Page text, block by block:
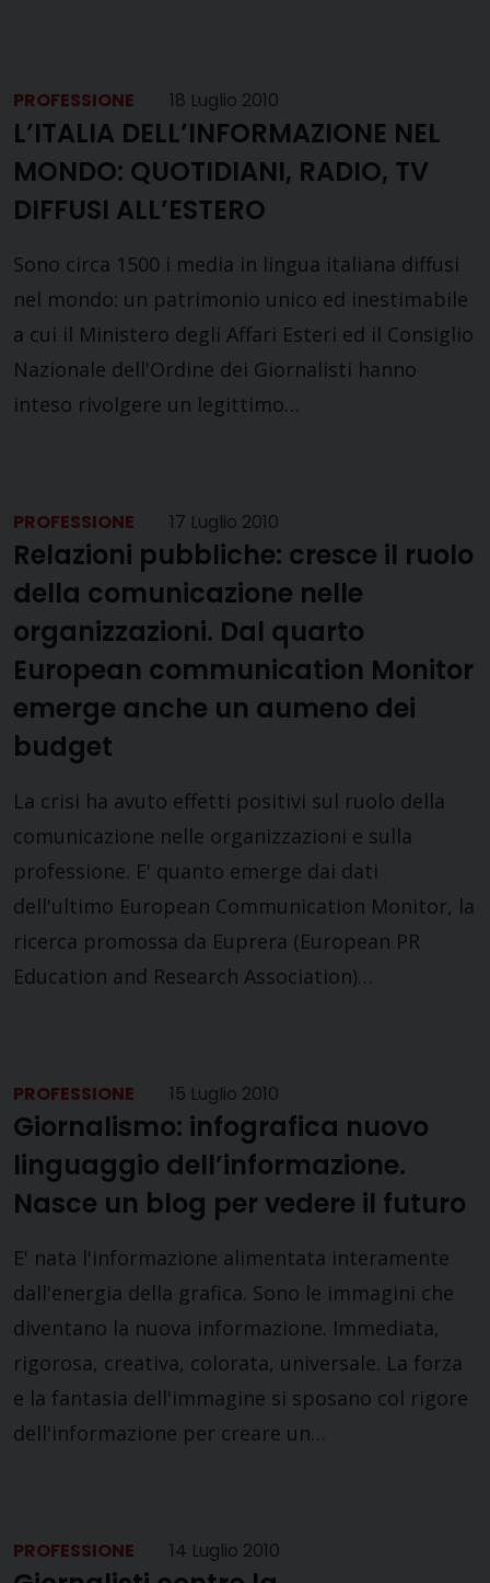
PROFESSIONE 18 Luglio 2010
L’ITALIA DELL’INFORMAZIONE NEL
MONDO: QUOTIDIANI, RADIO, TV
DIFFUSI ALL’ESTERO
Sono circa 1500 i media in lingua italiana diffusi
nel mondo: un patrimonio unico ed inestimabile
a cui il Ministero degli Affari Esteri ed il Consiglio
Nazionale dell'Ordine dei Giornalisti hanno
inteso rivolgere un legittimo…
PROFESSIONE 17 Luglio 2010
Relazioni pubbliche: cresce il ruolo
della comunicazione nelle
organizzazioni. Dal quarto
European communication Monitor
emerge anche un aumeno dei
budget
La crisi ha avuto effetti positivi sul ruolo della
comunicazione nelle organizzazioni e sulla
professione. E' quanto emerge dai dati
dell'ultimo European Communication Monitor, la
ricerca promossa da Euprera (European PR
Education and Research Association)…
PROFESSIONE 15 Luglio 2010
Giornalismo: infografica nuovo
linguaggio dell’informazione.
Nasce un blog per vedere il futuro
E' nata l'informazione alimentata interamente
dall'energia della grafica. Sono le immagini che
diventano la nuova informazione. Immediata,
rigorosa, creativa, colorata, universale. La forza
e la fantasia dell'immagine si sposano col rigore
dell'informazione per creare un…
PROFESSIONE 14 Luglio 2010